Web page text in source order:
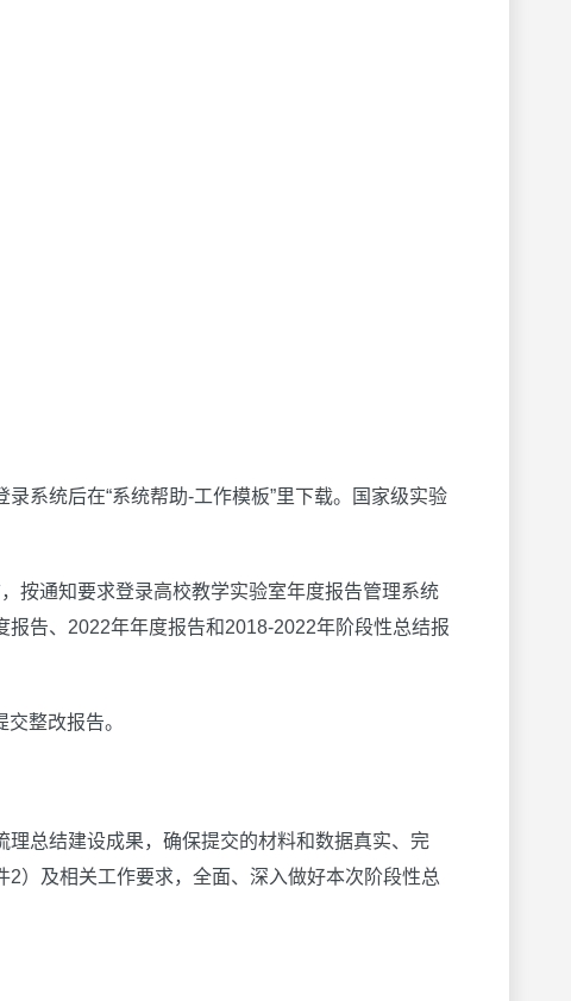
系统后在“系统帮助-工作模板”里下载。国家级实验
按通知要求登录高校教学实验室年度报告管理系统
报告、2022年年度报告和2018-2022年阶段性总结报
整改报告。
总结建设成果，确保提交的材料和数据真实、完
）及相关工作要求，全面、深入做好本次阶段性总